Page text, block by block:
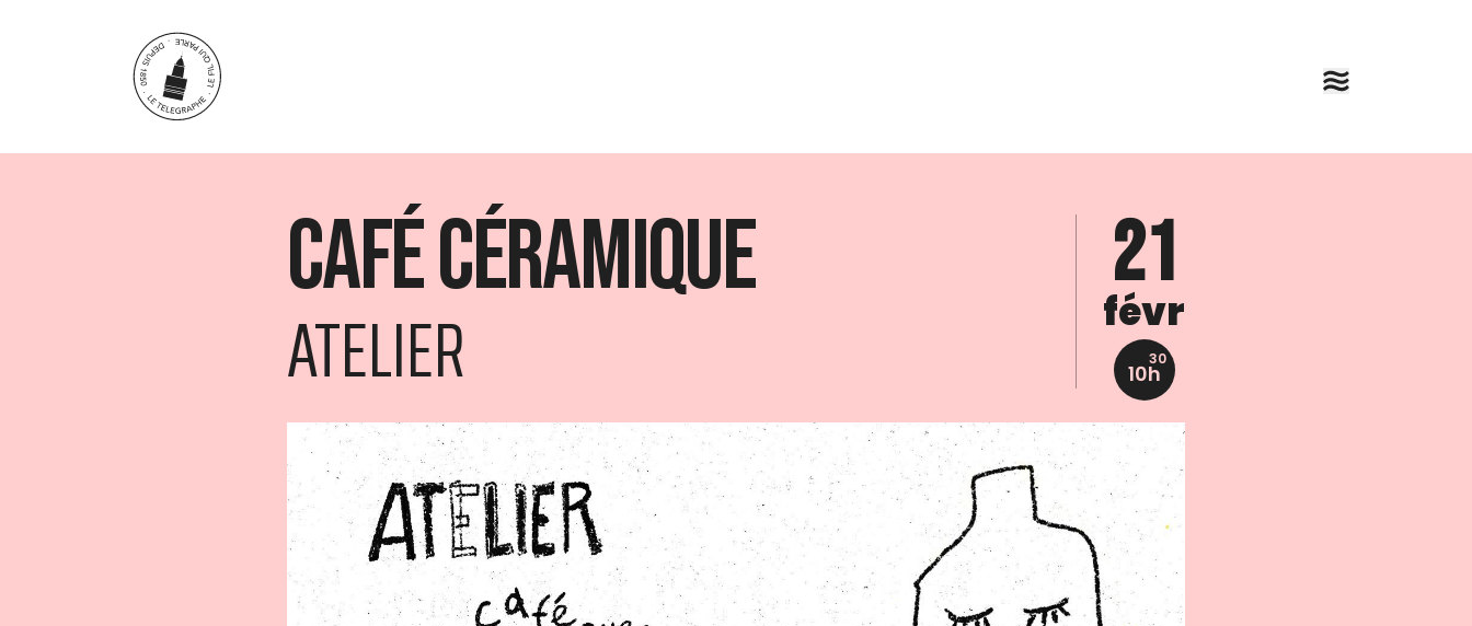
Café Céramique
ATELIER
21
févr
10h
30